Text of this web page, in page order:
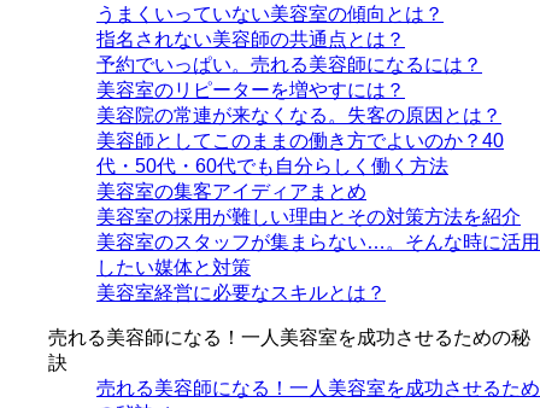
うまくいっていない美容室の傾向とは？
指名されない美容師の共通点とは？
予約でいっぱい。売れる美容師になるには？
美容室のリピーターを増やすには？
美容院の常連が来なくなる。失客の原因とは？
美容師としてこのままの働き方でよいのか？40
代・50代・60代でも自分らしく働く方法
美容室の集客アイディアまとめ
美容室の採用が難しい理由とその対策方法を紹介
美容室のスタッフが集まらない…。そんな時に活用
したい媒体と対策
美容室経営に必要なスキルとは？
売れる美容師になる！一人美容室を成功させるための秘
訣
売れる美容師になる！一人美容室を成功させるため